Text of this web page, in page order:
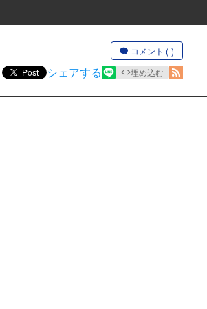
コメント (-)
Post シェアする 埋め込む